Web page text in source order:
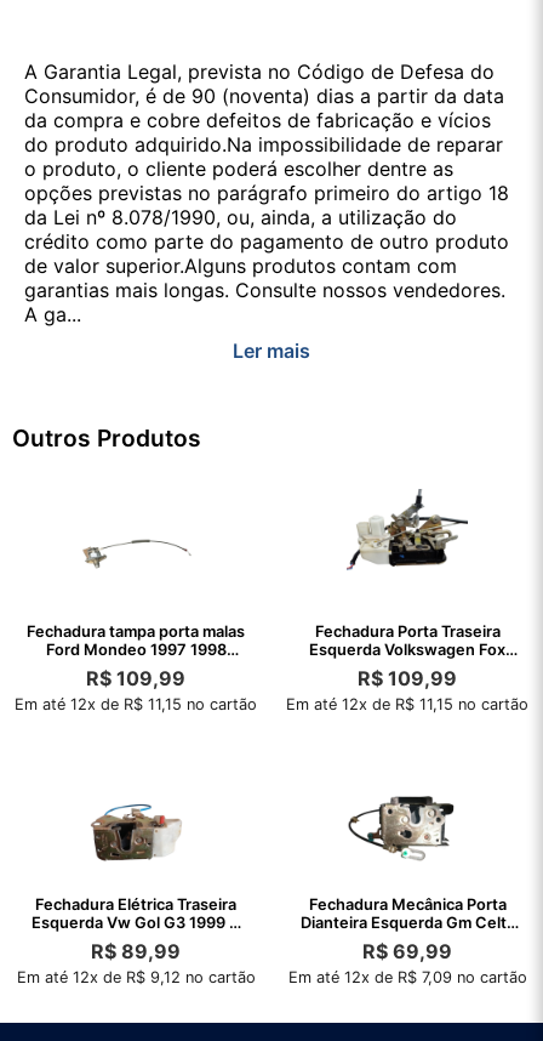
A Garantia Legal, prevista no Código de Defesa do
Consumidor, é de 90 (noventa) dias a partir da data
da compra e cobre defeitos de fabricação e vícios
do produto adquirido.Na impossibilidade de reparar
o produto, o cliente poderá escolher dentre as
opções previstas no parágrafo primeiro do artigo 18
da Lei nº 8.078/1990, ou, ainda, a utilização do
crédito como parte do pagamento de outro produto
de valor superior.Alguns produtos contam com
garantias mais longas. Consulte nossos vendedores.
A ga...
Ler mais
Outros Produtos
Fechadura tampa porta malas
Ford Mondeo 1997 1998
original
R$ 109,99
Em até 12x de R$ 11,15 no cartão
Fechadura Porta Traseira
Esquerda Volkswagen Fox
2005/2007
R$ 109,99
Em até 12x de R$ 11,15 no cartão
Fechadura Elétrica Traseira
Esquerda Vw Gol G3 1999 A
2005
R$ 89,99
Em até 12x de R$ 9,12 no cartão
Fechadura Mecânica Porta
Dianteira Esquerda Gm Celta
00 A 16
R$ 69,99
Em até 12x de R$ 7,09 no cartão